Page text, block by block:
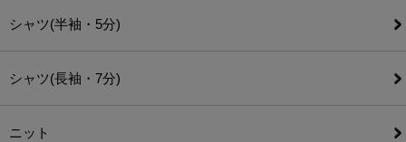
シャツ(半袖・5分)
シャツ(長袖・7分)
ニット